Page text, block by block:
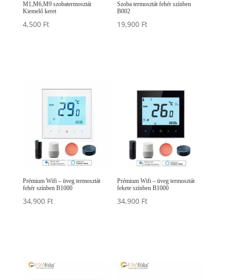
M1,M6,M9 szobatermosztát
Kiemelő keret
4,500 Ft
Szoba termosztát fehér színben
B002
19,900 Ft
Prémium Wifi – üveg termosztát
fehér színben B1000
34,900 Ft
Prémium Wifi – üveg termosztát
fekete színben B1000
34,900 Ft